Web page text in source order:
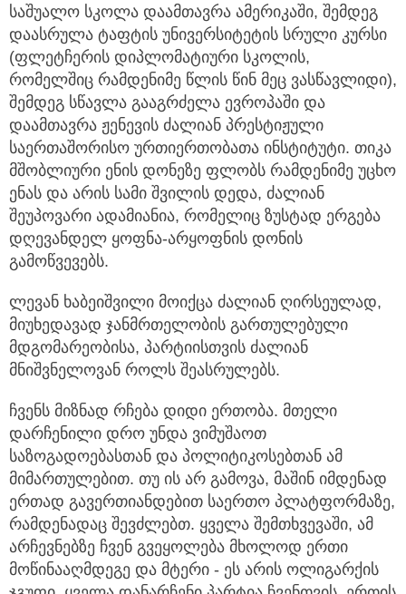
საშუალო სკოლა დაამთავრა ამერიკაში, შემდეგ
დაასრულა ტაფტის უნივერსიტეტის სრული კურსი
(ფლეტჩერის დიპლომატიური სკოლის,
რომელშიც რამდენიმე წლის წინ მეც ვასწავლიდი),
შემდეგ სწავლა გააგრძელა ევროპაში და
დაამთავრა ჟენევის ძალიან პრესტიჟული
საერთაშორისო ურთიერთობათა ინსტიტუტი. თიკა
მშობლიური ენის დონეზე ფლობს რამდენიმე უცხო
ენას და არის სამი შვილის დედა, ძალიან
შეუპოვარი ადამიანია, რომელიც ზუსტად ერგება
დღევანდელ ყოფნა-არყოფნის დონის
გამოწვევებს.
ლევან ხაბეიშვილი მოიქცა ძალიან ღირსეულად,
მიუხედავად ჯანმრთელობის გართულებული
მდგომარეობისა, პარტიისთვის ძალიან
მნიშვნელოვან როლს შეასრულებს.
ჩვენს მიზნად რჩება დიდი ერთობა. მთელი
დარჩენილი დრო უნდა ვიმუშაოთ
საზოგადოებასთან და პოლიტიკოსებთან ამ
მიმართულებით. თუ ის არ გამოვა, მაშინ იმდენად
ერთად გავერთიანდებით საერთო პლატფორმაზე,
რამდენადაც შევძლებთ. ყველა შემთხვევაში, ამ
არჩევნებზე ჩვენ გვეყოლება მხოლოდ ერთი
მოწინააღმდეგე და მტერი - ეს არის ოლიგარქის